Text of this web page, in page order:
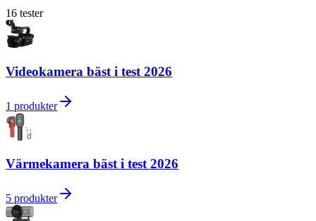
16 tester
Videokamera bäst i test 2026
1 produkter
Värmekamera bäst i test 2026
5 produkter